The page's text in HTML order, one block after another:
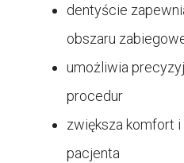
dentyście
obszaru
umożliwia
procedur
zwiększa komfort
pacjenta